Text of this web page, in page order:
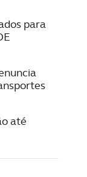
para
até